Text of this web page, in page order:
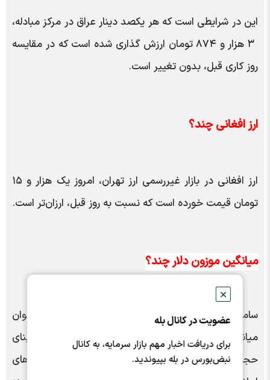
✕
عضویت در کانال بله
برای دریافت اخبار مهم بازار سرمایه، به کانال
نبض‌بورس در بله بپیوندید.
این در شرایطی است که هر یکصد دینار عراق در مرکز مبادله،
۳ هزار و ۸۷۴ تومان ارزش گذاری شده است که در مقایسه
روز کاری قبل، بدون تغییر است.
ارز افغانی چند؟
ارز افغانی در بازار غیررسمی ارز تهران، امروز یک هزار و ۱۵
تومان قیمت خورده است که نسبت به روز قبل، ارزان‌تر است.
میانگین موزون دلار چند؟
سامانه سنا بانک مرکزی مدتی است از نرخی با عنوان
میانگین موزون رونمایی کرده است که این نرخ بر مبنای
حجم معاملات ارزی انجام‌شده در یک ماه گذشته با نرخ‌های